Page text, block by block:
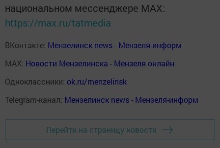
национальном мессенджере MАХ:
https://max.ru/tatmedia
ВКонтакте: Мензелинск news - Мензеля-информ
MAX: Новости Мензелинска - Мензеля онлайн
Одноклассники: ok.ru/menzelinsk
Telegram-канал: Мензелинск news - Мензеля-информ
Перейти на страницу новости